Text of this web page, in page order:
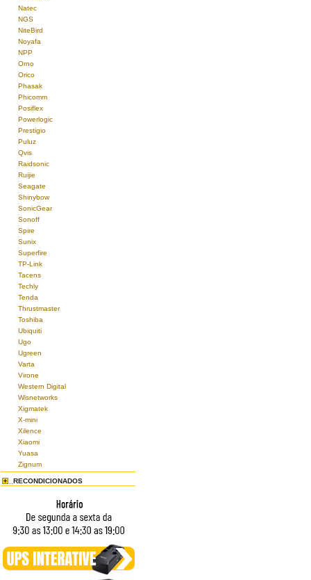
Natec
NGS
NiteBird
Noyafa
NPP
Orno
Orico
Phasak
Phicomm
Posiflex
Powerlogic
Prestigio
Puluz
Qvis
Raidsonic
Ruijie
Seagate
Shinybow
SonicGear
Sonoff
Spire
Sunix
Superfire
TP-Link
Tacens
Techly
Tenda
Thrustmaster
Toshiba
Ubiquiti
Ugo
Ugreen
Varta
Virone
Western Digital
Wisnetworks
Xigmatek
X-mini
Xilence
Xiaomi
Yuasa
Zignum
RECONDICIONADOS